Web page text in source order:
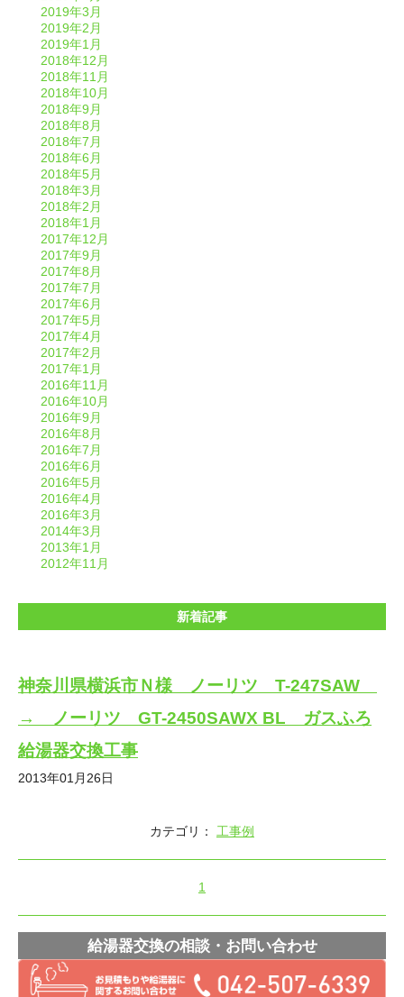
2019年3月
2019年2月
2019年1月
2018年12月
2018年11月
2018年10月
2018年9月
2018年8月
2018年7月
2018年6月
2018年5月
2018年3月
2018年2月
2018年1月
2017年12月
2017年9月
2017年8月
2017年7月
2017年6月
2017年5月
2017年4月
2017年2月
2017年1月
2016年11月
2016年10月
2016年9月
2016年8月
2016年7月
2016年6月
2016年5月
2016年4月
2016年3月
2014年3月
2013年1月
2012年11月
新着記事
神奈川県横浜市Ｎ様 ノーリツ T-247SAW
→ ノーリツ GT-2450SAWX BL ガスふろ
給湯器交換工事
2013年01月26日
カテゴリ： 工事例
1
給湯器交換の相談・お問い合わせ